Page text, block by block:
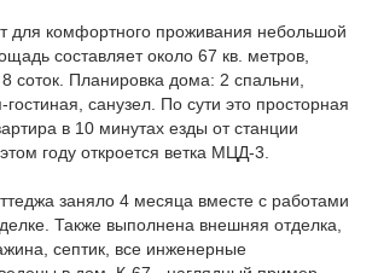
для комфортного проживания небольшой
составляет около 67 кв. метров,
соток. Планировка дома: 2 спальни,
гостиная, санузел. По сути это просторная
в 10 минутах езды от станции
году откроется ветка МЦД-3.
заняло 4 месяца вместе с работами
Также выполнена внешняя отделка,
септик, все инженерные